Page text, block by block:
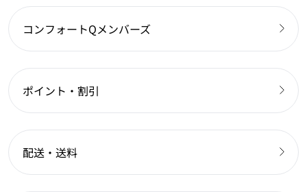
コンフォートQメンバーズ
ポイント・割引
配送・送料